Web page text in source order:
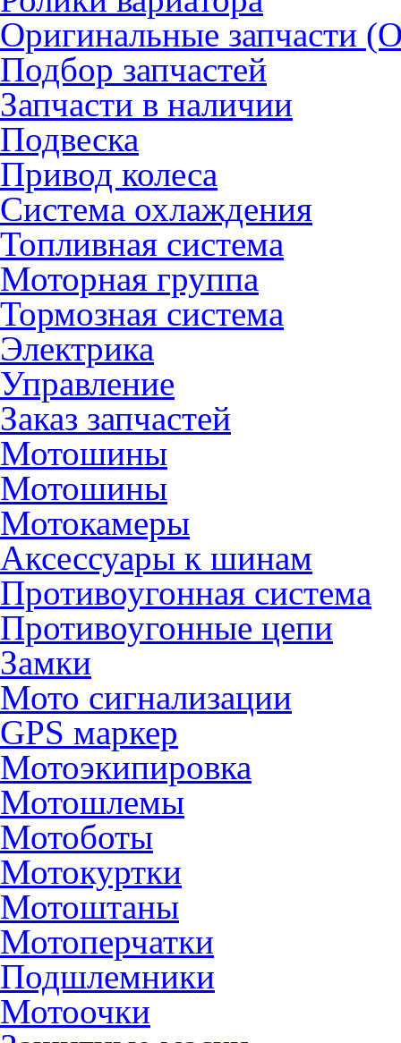
Оригинальные запчасти
Подбор запчастей
Запчасти в наличии
Подвеска
Привод колеса
Система охлаждения
Топливная система
Моторная группа
Тормозная система
Электрика
Управление
Заказ запчастей
Мотошины
Мотошины
Мотокамеры
Аксессуары к шинам
Противоугонная система
Противоугонные цепи
Замки
Мото сигнализации
GPS маркер
Мотоэкипировка
Мотошлемы
Мотоботы
Мотокуртки
Мотоштаны
Мотоперчатки
Подшлемники
Мотоочки